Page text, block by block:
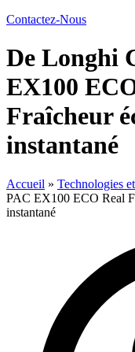
Contactez-Nous
De Longhi
EX100
Fraîcheur
instantané
Accueil » Technologies
PAC EX100 ECO Real
instantané